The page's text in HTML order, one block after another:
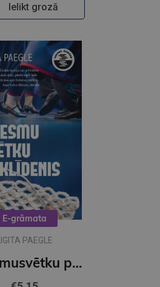
Ielikt grozā
E-grāmata
LIGITA PAEGLE
Dziesmusvētku pieklīdenis ( e- grāmata)